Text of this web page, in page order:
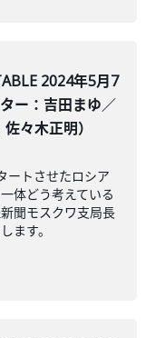
2024年5月7
ー：吉田まゆ／
々木正明）
ートさせたロシア
体どう考えている
聞モスクワ支局長
ます。